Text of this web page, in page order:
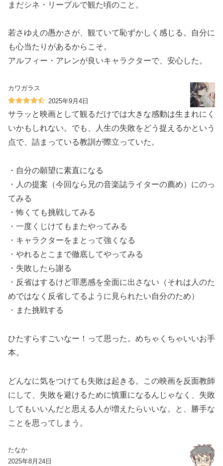
まだシネ・リーブルで観た頃のこと。
若さゆえの愚かさが、観ていて恥ずかしく感じる。自分に
も心当たりがあるからこそ。
アルフィー・アレンが良いキャラクターで、安心した。
カワガラス
2025年9月4日
サラッと映画として観るだけでは大きな感動は生まれにく
いかもしれない。でも、人生の失敗をどう捉えるかという
点で、詰まっている教訓が際立っていた。
・自分の願望に素直になる
・人の提案（今回なら兄の音楽誌ライターの薦め）にのっ
てみる
・怖くても挑戦してみる
・一度くじけてもまたやってみる
・キャラクターをまとって強くなる
・やれるとこまで徹底してやってみる
・失敗したら謝る
・反省はするけど罪悪感を全面に出さない（それは人のた
めではなく反省してるように見られたい自分のため）
・また挑戦する
ひたすらすごいなー！って思った。めちゃくちゃいいお手
本。
どんなに気をつけても失敗は起きる。この映画を反面教師
にして、失敗を避けるために慎重になるんじゃなく、失敗
してもいいんだと思える人が増えたらいいな。と、勝手な
ことを思ってしまう。
たなか
2025年8月24日